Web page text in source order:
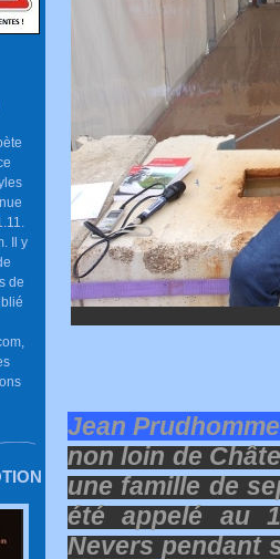
Il y
de
Jean Prudhomme
non loin de
une famille de
été appelé au
Nevers pendant